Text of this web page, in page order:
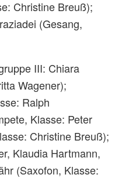
Christine Breuß);
(Gesang,
III: Chiara
Wagener);
Ralph
Klasse: Peter
Christine Breuß);
Klaudia Hartmann,
(Saxofon, Klasse: